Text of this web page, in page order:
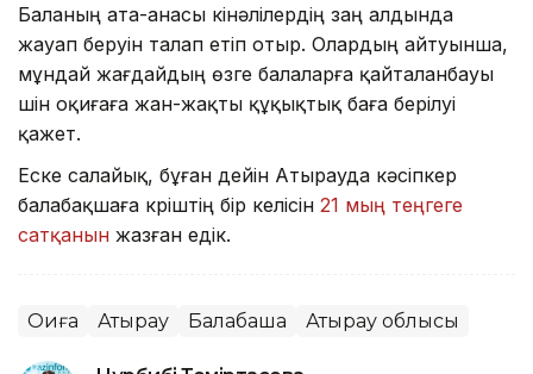
Баланың ата-анасы кінәлілердің заң алдында
жауап беруін талап етіп отыр. Олардың айтуынша,
мұндай жағдайдың өзге балаларға қайталанбауы
үшін оқиғаға жан-жақты құқықтық баға берілуі
қажет.
Еске салайық, бұған дейін Атырауда кәсіпкер
балабақшаға күріштің бір келісін 21 мың теңгеге
сатқанын жазған едік.
Оқиға Атырау Балабақша Атырау облысы